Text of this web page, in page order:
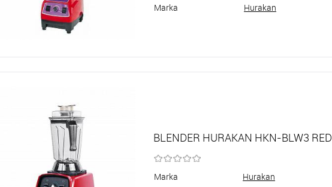
Marka
Hurakan
BLENDER HURAKAN HKN-BLW3 RED
Marka Hurakan